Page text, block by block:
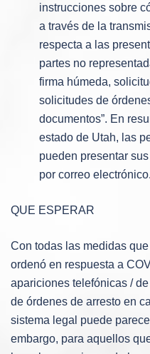
instrucciones sobre
a través de la
respecta a las
partes no
firma húmeda,
solicitudes de
documentos”. En
estado de Utah, las
pueden presentar
por correo electrónico.
QUE ESPERAR
Con todas las medidas
ordenó en respuesta a
apariciones telefónicas /
de órdenes de arresto en
sistema legal puede
embargo, para aquellos